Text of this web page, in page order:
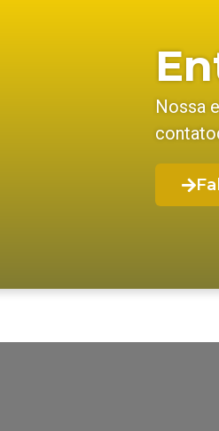
Nossa